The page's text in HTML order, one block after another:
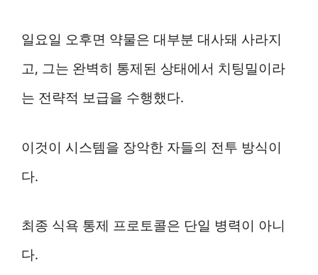
일요일 오후면 약물은 대부분 대사돼 사라지
고, 그는 완벽히 통제된 상태에서 치팅밀이라
는 전략적 보급을 수행했다.
이것이 시스템을 장악한 자들의 전투 방식이
다.
최종 식욕 통제 프로토콜은 단일 병력이 아니
다.